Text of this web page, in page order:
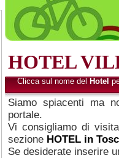
HOTEL
Clicca sul nome del Hotel
Siamo spiacenti ma
portale.
Vi consigliamo di
sezione HOTEL in
Se desiderate inserire